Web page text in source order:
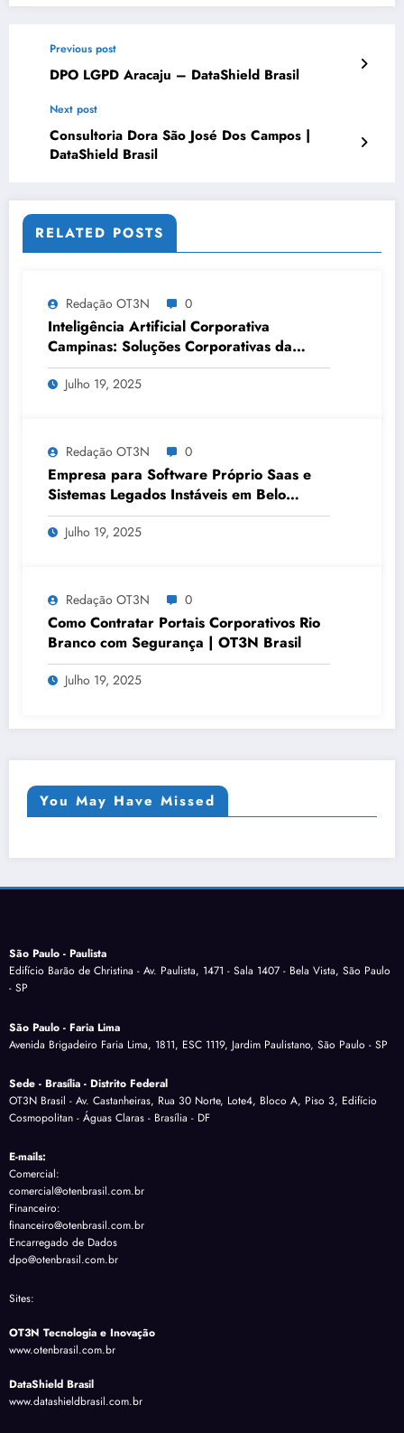
Previous post
DPO LGPD Aracaju – DataShield Brasil
Next post
Consultoria Dora São José Dos Campos |
DataShield Brasil
RELATED POSTS
Redação OT3N 0
Inteligência Artificial Corporativa
Campinas: Soluções Corporativas da
OT3N Brasil – Guia 3083
Julho 19, 2025
Redação OT3N 0
Empresa para Software Próprio Saas e
Sistemas Legados Instáveis em Belo
Horizonte | OT3N Brasil – Guia 3449
Julho 19, 2025
Redação OT3N 0
Como Contratar Portais Corporativos Rio
Branco com Segurança | OT3N Brasil
Julho 19, 2025
You May Have Missed
São Paulo - Paulista
Edifício Barão de Christina - Av. Paulista, 1471 - Sala 1407 - Bela Vista, São Paulo
- SP
São Paulo - Faria Lima
Avenida Brigadeiro Faria Lima, 1811, ESC 1119, Jardim Paulistano, São Paulo - SP
Sede - Brasília - Distrito Federal
OT3N Brasil - Av. Castanheiras, Rua 30 Norte, Lote4, Bloco A, Piso 3, Edifício
Cosmopolitan - Águas Claras - Brasília - DF
E-mails:
Comercial:
comercial@otenbrasil.com.br
Financeiro:
financeiro@otenbrasil.com.br
Encarregado de Dados
dpo@otenbrasil.com.br
Sites:
OT3N Tecnologia e Inovação
www.otenbrasil.com.br
DataShield Brasil
www.datashieldbrasil.com.br